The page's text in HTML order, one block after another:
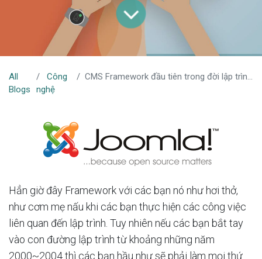
All
Blogs
Công
nghệ
CMS Framework đầu tiên trong đời lập trình. Fu.king this Russian.
Hẳn giờ đây Framework với các bạn nó như hơi thở,
như cơm mẹ nấu khi các bạn thực hiện các công việc
liên quan đến lập trình. Tuy nhiên nếu các bạn bắt tay
vào con đường lập trình từ khoảng những năm
2000~2004 thì các bạn hầu như sẽ phải làm mọi thứ